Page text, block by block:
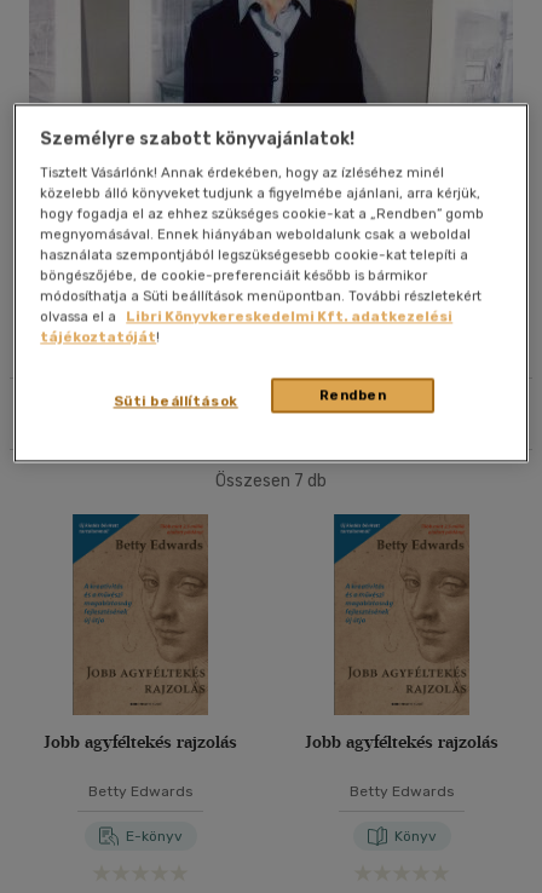
Művei
Életrajz
Olvasói vélemények
Rendezés
Alkalmaz
Összesen 7 db
Jobb agyféltekés rajzolás
Betty Edwards
E-könyv
Jobb agyféltekés rajzolás
Betty Edwards
Könyv
Személyre szabott könyvajánlatok!
Tisztelt Vásárlónk! Annak érdekében, hogy az ízléséhez minél
közelebb álló könyveket tudjunk a figyelmébe ajánlani, arra kérjük,
hogy fogadja el az ehhez szükséges cookie-kat a „Rendben” gomb
megnyomásával. Ennek hiányában weboldalunk csak a weboldal
használata szempontjából legszükségesebb cookie-kat telepíti a
böngészőjébe, de cookie-preferenciáit később is bármikor
módosíthatja a Süti beállítások menüpontban. További részletekért
olvassa el a
Libri Könyvkereskedelmi Kft. adatkezelési
tájékoztatóját!
Rendben
Süti beállítások